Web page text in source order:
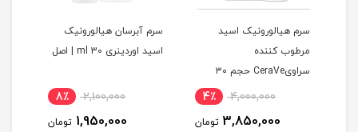
سرم هیالورونیک اسید
مرطوب کننده
سراویCeraVe حجم ۳۰
4,000,000 4٪
3,850,000 تومان
سرم آبرسان هیالورونیک
اسید اوردینری 30 ml | اصل
2,100,000 8٪
1,950,000 تومان